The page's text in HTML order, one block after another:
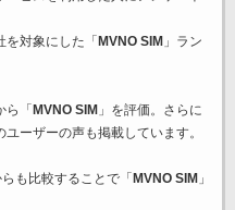
を対象にした「 MVNO SIM 」ラン
ら「 MVNO SIM 」を評価。さらに
ーザーの声も掲載しています。
も比較することで「 MVNO SIM 」